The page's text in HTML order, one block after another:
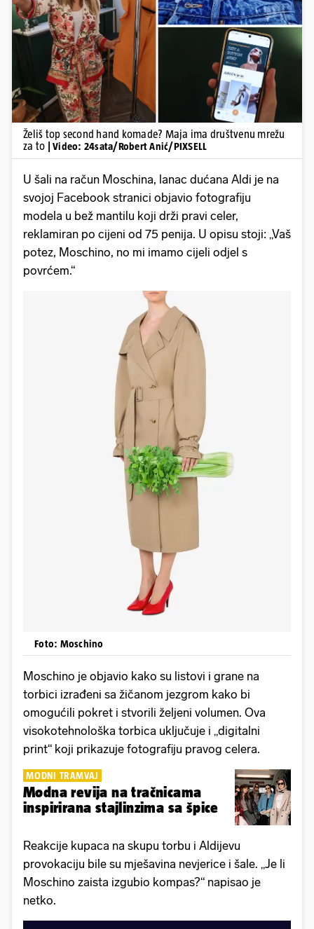
Pokretanje videa...
Želiš top second hand komade? Maja ima društvenu mrežu
za to
| Video: 24sata/Robert Anić/PIXSELL
U šali na račun Moschina, lanac dućana Aldi je na
svojoj Facebook stranici objavio fotografiju
modela u bež mantilu koji drži pravi celer,
reklamiran po cijeni od 75 penija. U opisu stoji: „Vaš
potez, Moschino, no mi imamo cijeli odjel s
povrćem.“
Foto: Moschino
Moschino je objavio kako su listovi i grane na
torbici izrađeni sa žičanom jezgrom kako bi
omogućili pokret i stvorili željeni volumen. Ova
visokotehnološka torbica uključuje i „digitalni
print“ koji prikazuje fotografiju pravog celera.
MODNI TRAMVAJ
Modna revija na tračnicama
inspirirana stajlinzima sa špice
Reakcije kupaca na skupu torbu i Aldijevu
provokaciju bile su mješavina nevjerice i šale. „Je li
Moschino zaista izgubio kompas?“ napisao je
netko.